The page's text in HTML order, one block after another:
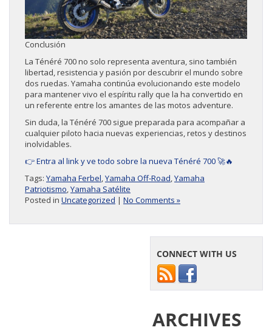
Conclusión
La Ténéré 700 no solo representa aventura, sino también
libertad, resistencia y pasión por descubrir el mundo sobre
dos ruedas. Yamaha continúa evolucionando este modelo
para mantener vivo el espíritu rally que la ha convertido en
un referente entre los amantes de las motos adventure.
Sin duda, la Ténéré 700 sigue preparada para acompañar a
cualquier piloto hacia nuevas experiencias, retos y destinos
inolvidables.
👉 Entra al link y ve todo sobre la nueva Ténéré 700 🚀🔥
Tags: Yamaha Ferbel,Yamaha Off-Road,Yamaha
Patriotismo,Yamaha Satélite
Posted in Uncategorized | No Comments »
CONNECT WITH US
ARCHIVES